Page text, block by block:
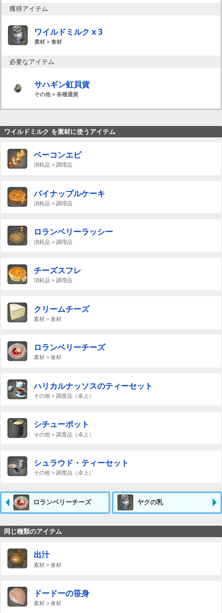
獲得アイテム
ワイルドミルク x 3
素材 > 食材
必要なアイテム
サハギン虹貝貨
その他 > 各種通貨
ワイルドミルク を素材に使うアイテム
ベーコンエピ
消耗品 > 調理品
パイナップルケーキ
消耗品 > 調理品
ロランベリーラッシー
消耗品 > 調理品
チーズスフレ
消耗品 > 調理品
クリームチーズ
素材 > 食材
ロランベリーチーズ
素材 > 食材
ハリカルナッソスのティーセット
その他 > 調度品（卓上）
シチューポット
その他 > 調度品（卓上）
シュラウド・ティーセット
その他 > 調度品（卓上）
ロランベリーチーズ ヤクの乳
同じ種類のアイテム
出汁
素材 > 食材
ドードーの笹身
素材 > 食材